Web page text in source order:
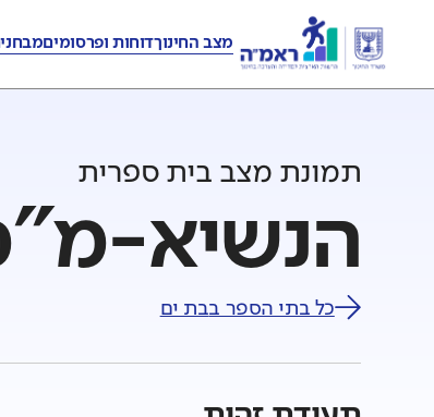
מצב החינוךדוחות ופרסומים
תמונת מצב בית ספרית
הנשיא-
כל בתי הספר בבת ים